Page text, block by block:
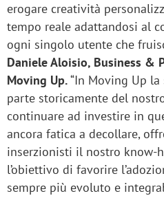
erogare creatività
tempo reale adattandosi al
ogni singolo utente che
Daniele Aloisio, Business &
Moving Up.“In Moving Up
parte storicamente del
continuare ad investire in
ancora fatica a decollare,
inserzionisti il nostro know-
l’obiettivo di favorire
sempre più evoluto e